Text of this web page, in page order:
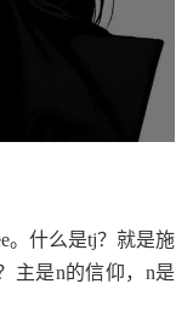
。什么是tj？就是施
主是n的信仰，n是